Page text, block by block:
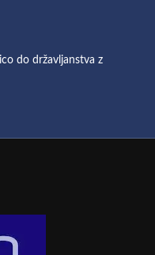
do državljanstva z